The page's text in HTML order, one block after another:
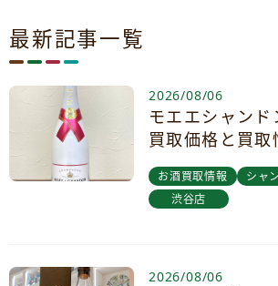
最新記事一覧
2026/08/06
モエエシャン
買取価格と買
お酒買取情報
シャ
渋谷店
2026/08/06